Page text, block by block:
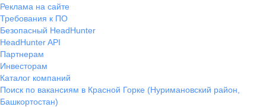
Реклама на сайте
Требования к ПО
Безопасный HeadHunter
HeadHunter API
Партнерам
Инвесторам
Каталог компаний
Поиск по вакансиям в Красной Горке (Нуримановский район,
Башкортостан)